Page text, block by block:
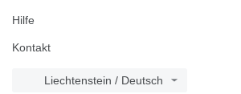
Hilfe
Kontakt
Liechtenstein / Deutsch